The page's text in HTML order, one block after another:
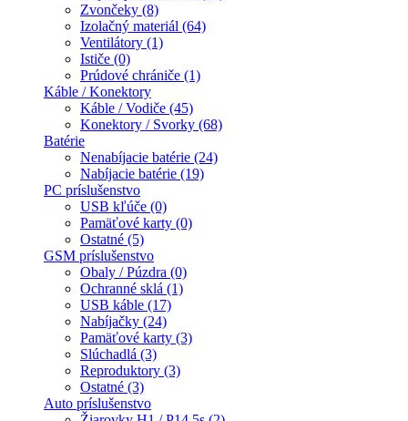
Zvončeky (8)
Izolačný materiál (64)
Ventilátory (1)
Ističe (0)
Prúdové chrániče (1)
Káble / Konektory
Káble / Vodiče (45)
Konektory / Svorky (68)
Batérie
Nenabíjacie batérie (24)
Nabíjacie batérie (19)
PC príslušenstvo
USB kľúče (0)
Pamäťové karty (0)
Ostatné (5)
GSM príslušenstvo
Obaly / Púzdra (0)
Ochranné sklá (1)
USB káble (17)
Nabíjačky (24)
Pamäťové karty (3)
Slúchadlá (3)
Reproduktory (3)
Ostatné (3)
Auto príslušenstvo